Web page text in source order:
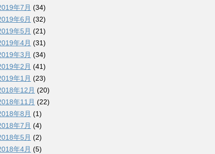
年7月 (34)
年6月 (32)
年5月 (21)
年4月 (31)
年3月 (34)
年2月 (41)
年1月 (23)
年12月 (20)
年11月 (22)
年8月 (1)
年7月 (4)
年5月 (2)
年4月 (5)